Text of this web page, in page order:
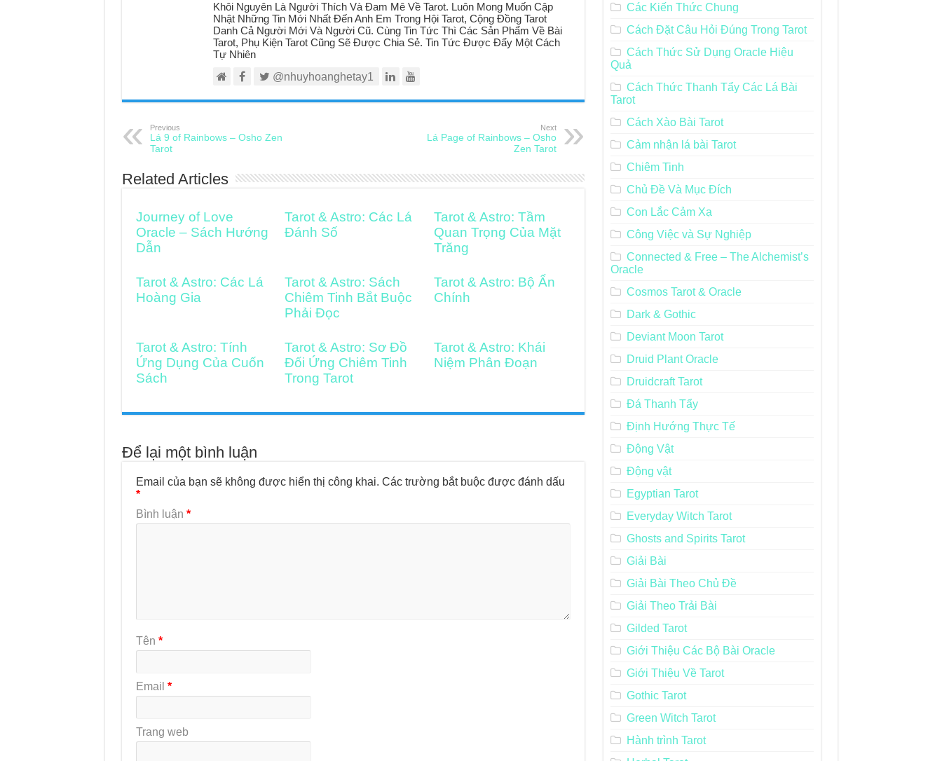
Khôi Nguyên Là Người Thích Và Đam Mê Về Tarot. Luôn Mong Muốn Cập
Nhật Những Tin Mới Nhất Đến Anh Em Trong Hội Tarot, Cộng Đồng Tarot
Danh Cả Người Mới Và Người Cũ. Cùng Tin Tức Thì Các Sản Phẩm Về Bài
Tarot, Phụ Kiện Tarot Cũng Sẽ Được Chia Sẻ. Tin Tức Được Đẩy Một Cách
Tự Nhiên
@nhuyhoanghetay1
Previous
Lá 9 of Rainbows – Osho Zen
Tarot
Next
Lá Page of Rainbows – Osho
Zen Tarot
Related Articles
Journey of Love
Oracle – Sách Hướng
Dẫn
Tarot & Astro: Các Lá
Đánh Số
Tarot & Astro: Tầm
Quan Trọng Của Mặt
Trăng
Tarot & Astro: Các Lá
Hoàng Gia
Tarot & Astro: Sách
Chiêm Tinh Bắt Buộc
Phải Đọc
Tarot & Astro: Bộ Ẩn
Chính
Tarot & Astro: Tính
Ứng Dụng Của Cuốn
Sách
Tarot & Astro: Sơ Đồ
Đối Ứng Chiêm Tinh
Trong Tarot
Tarot & Astro: Khái
Niệm Phân Đoạn
Để lại một bình luận
Email của bạn sẽ không được hiển thị công khai. Các trường bắt buộc được đánh dấu
*
Bình luận *
Tên *
Email *
Trang web
Các Kiến Thức Chung
Cách Đặt Câu Hỏi Đúng Trong Tarot
Cách Thức Sử Dụng Oracle Hiệu
Quả
Cách Thức Thanh Tẩy Các Lá Bài
Tarot
Cách Xào Bài Tarot
Cảm nhận lá bài Tarot
Chiêm Tinh
Chủ Đề Và Mục Đích
Con Lắc Cảm Xạ
Công Việc và Sự Nghiệp
Connected & Free – The Alchemist’s
Oracle
Cosmos Tarot & Oracle
Dark & Gothic
Deviant Moon Tarot
Druid Plant Oracle
Druidcraft Tarot
Đá Thanh Tẩy
Định Hướng Thực Tế
Động Vật
Động vật
Egyptian Tarot
Everyday Witch Tarot
Ghosts and Spirits Tarot
Giải Bài
Giải Bài Theo Chủ Đề
Giải Theo Trải Bài
Gilded Tarot
Giới Thiệu Các Bộ Bài Oracle
Giới Thiệu Về Tarot
Gothic Tarot
Green Witch Tarot
Hành trình Tarot